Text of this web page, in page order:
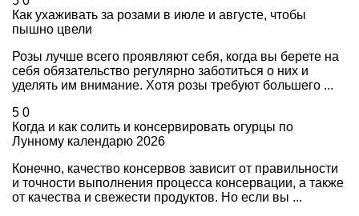
Как ухаживать за розами в июле и августе, чтобы
пышно цвели
Розы лучше всего проявляют себя, когда вы берете на
себя обязательство регулярно заботиться о них и
уделять им внимание. Хотя розы требуют большего ...
5 0
Когда и как солить и консервировать огурцы по
Лунному календарю 2026
Конечно, качество консервов зависит от правильности
и точности выполнения процесса консервации, а также
от качества и свежести продуктов. Но если вы ...